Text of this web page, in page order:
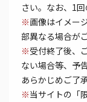
さい。なお、1
※画像はイメー
部異なる場合が
※受付終了後、
ない場合等、予
あらかじめご了
※当サイトの「